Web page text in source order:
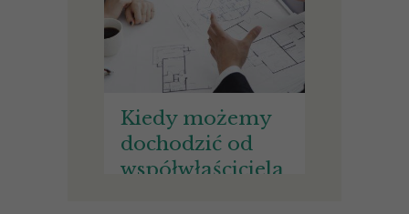
Kiedy możemy
dochodzić od
współwłaściciela